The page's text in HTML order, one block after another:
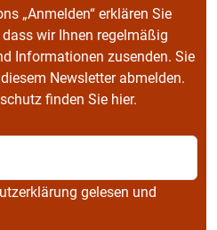
„Anmelden“ erklären Sie
wir Ihnen regelmäßig
Informationen zusenden. Sie
Newsletter abmelden.
finden Sie hier.
gelesen und